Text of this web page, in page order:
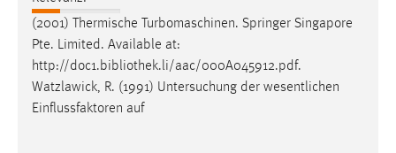
(2001) Thermische Turbomaschinen. Springer Singapore
Pte. Limited. Available at:
http://doc1.bibliothek.li/aac/000A045912.pdf.
Watzlawick, R. (1991) Untersuchung der wesentlichen
Einflussfaktoren auf
Conversion-Tracking
Cookie Laufzeit:
3 Monate